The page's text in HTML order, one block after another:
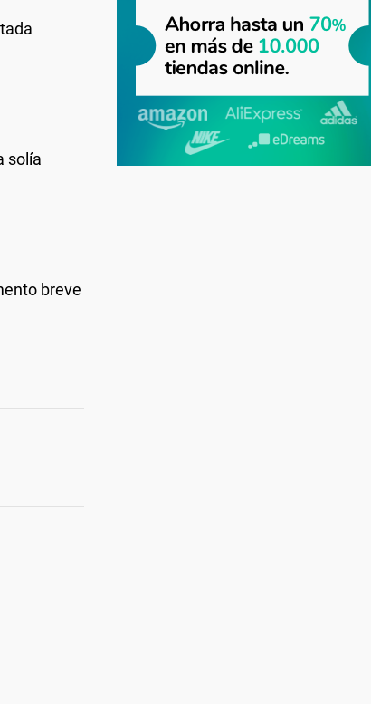
solía
breve